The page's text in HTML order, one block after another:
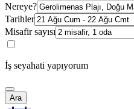
Nereye?
Tarihler
Misafir sayısı
İş seyahati yapıyorum
Ara